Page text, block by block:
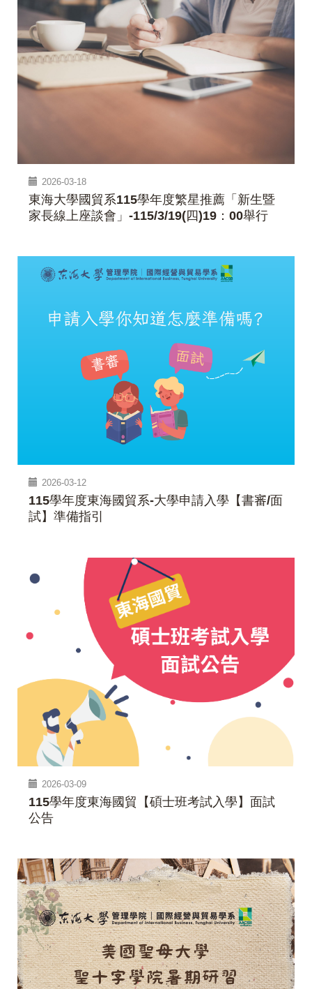
2026-03-18
東海大學國貿系115學年度繁星推薦「新生暨
家長線上座談會」-115/3/19(四)19：00舉行
2026-03-12
115學年度東海國貿系-大學申請入學【書審/面
試】準備指引
2026-03-09
115學年度東海國貿【碩士班考試入學】面試
公告